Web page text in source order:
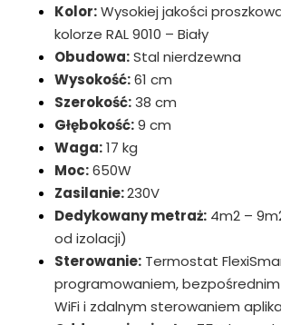
Kolor:Wysokiej jakości
kolorze RAL 9010 – Biały
Obudowa:Stal nierdzewna
Wysokość:61 cm
Szerokość:38 cm
Głębokość:9 cm
Waga:17 kg
Moc:650W
Zasilanie:230V
Dedykowany metraż: 4m2 –
od izolacji)
Sterowanie: Termostat
programowaniem,
WiFi i zdalnym sterowaniem